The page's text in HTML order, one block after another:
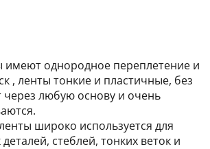
однородное переплетение и
, ленты тонкие и пластичные, без
через любую основу и очень
широко используется для
стеблей, тонких веток и